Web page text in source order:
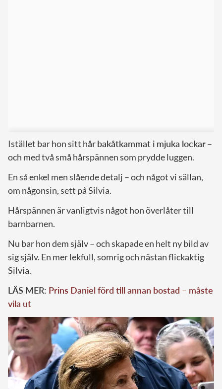
Istället bar hon sitt hårbakåtkammat i mjuka lockar–
och med två små hårspännen som prydde luggen.
En så enkel men slående detalj – och något vi sällan,
om någonsin, sett på Silvia.
Hårspännen är vanligtvis något hon överlåter till
barnbarnen.
Nu bar hon dem själv – och skapade en helt ny bild av
sig själv. En mer lekfull, somrig och nästan flickaktig
Silvia.
LÄS MER: Prins Daniel förd till annan bostad – måste
vila ut